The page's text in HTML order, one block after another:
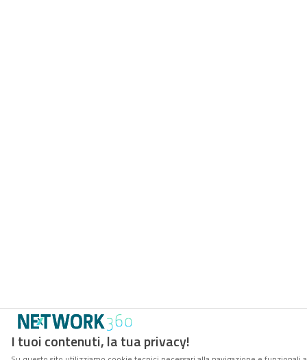
I tuoi contenuti, la tua privacy!